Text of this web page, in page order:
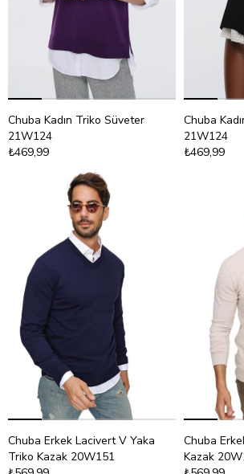
Chuba Kadın Triko Süveter
21W124
₺469,99
Chuba
21W124
₺469,99
Chuba Erkek Lacivert V Yaka
Triko Kazak 20W151
Chuba
Kazak